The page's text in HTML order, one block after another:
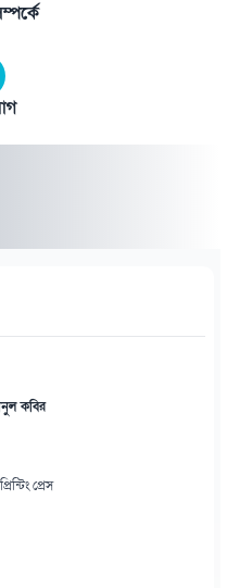
কবির
প্রেস